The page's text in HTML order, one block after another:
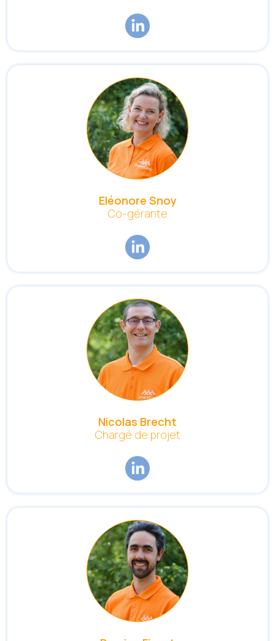
Eléonore Snoy
Co-gérante
Nicolas Brecht
Chargé de projet